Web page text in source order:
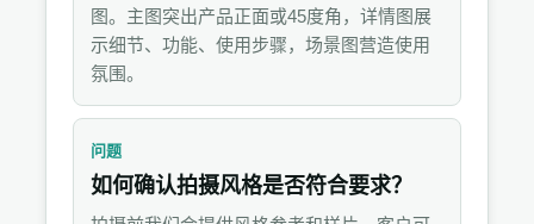
图。主图突出产品正面或45度角，详情图展
示细节、功能、使用步骤，场景图营造使用
氛围。
问题
如何确认拍摄风格是否符合要求？